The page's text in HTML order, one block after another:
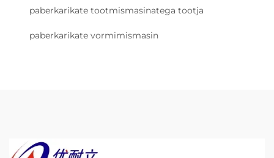
paberkarikate tootmismasinatega tootja
paberkarikate vormimismasin